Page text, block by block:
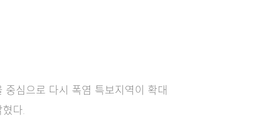
심으로 다시 폭염 특보지역이 확대
다.